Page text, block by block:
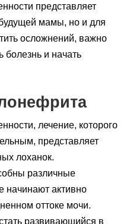
представляет
мамы, но и для
осложнений, важно
болезнь и начать
лечение, которого
представляет
лоханок.
различные
начинают активно
оттоке мочи.
развивающийся в